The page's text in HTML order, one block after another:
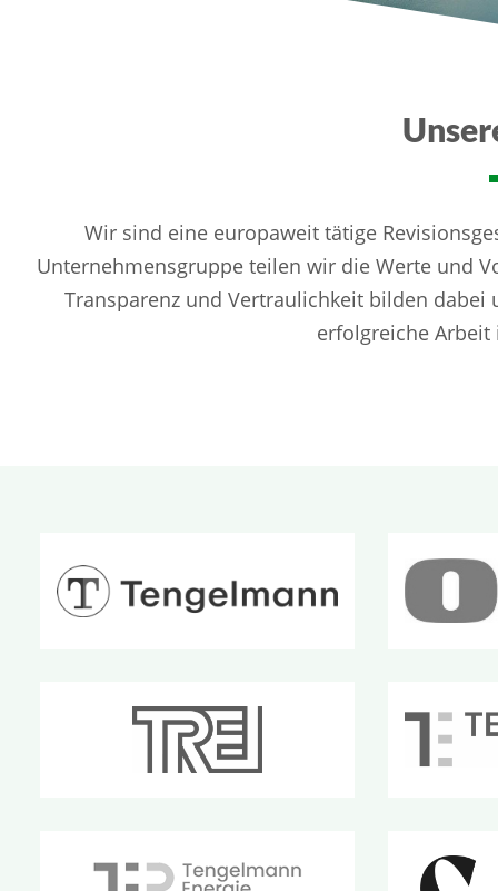
Wir sind eine europaweit tätige
Unternehmensgruppe teilen wir die Werte und
Transparenz und Vertraulichkeit bilden
erfolgreiche Arbeit